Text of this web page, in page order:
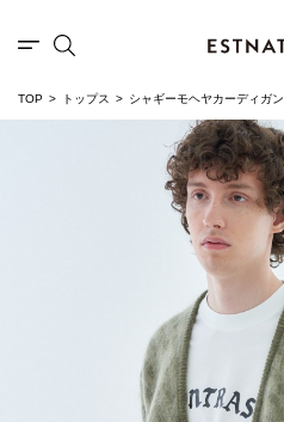
TOP トップス シャギーモヘヤカーディガン